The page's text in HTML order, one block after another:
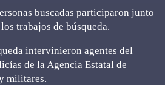
buscadas participaron junto
trabajos de búsqueda.
intervinieron agentes del
de la Agencia Estatal de
militares.